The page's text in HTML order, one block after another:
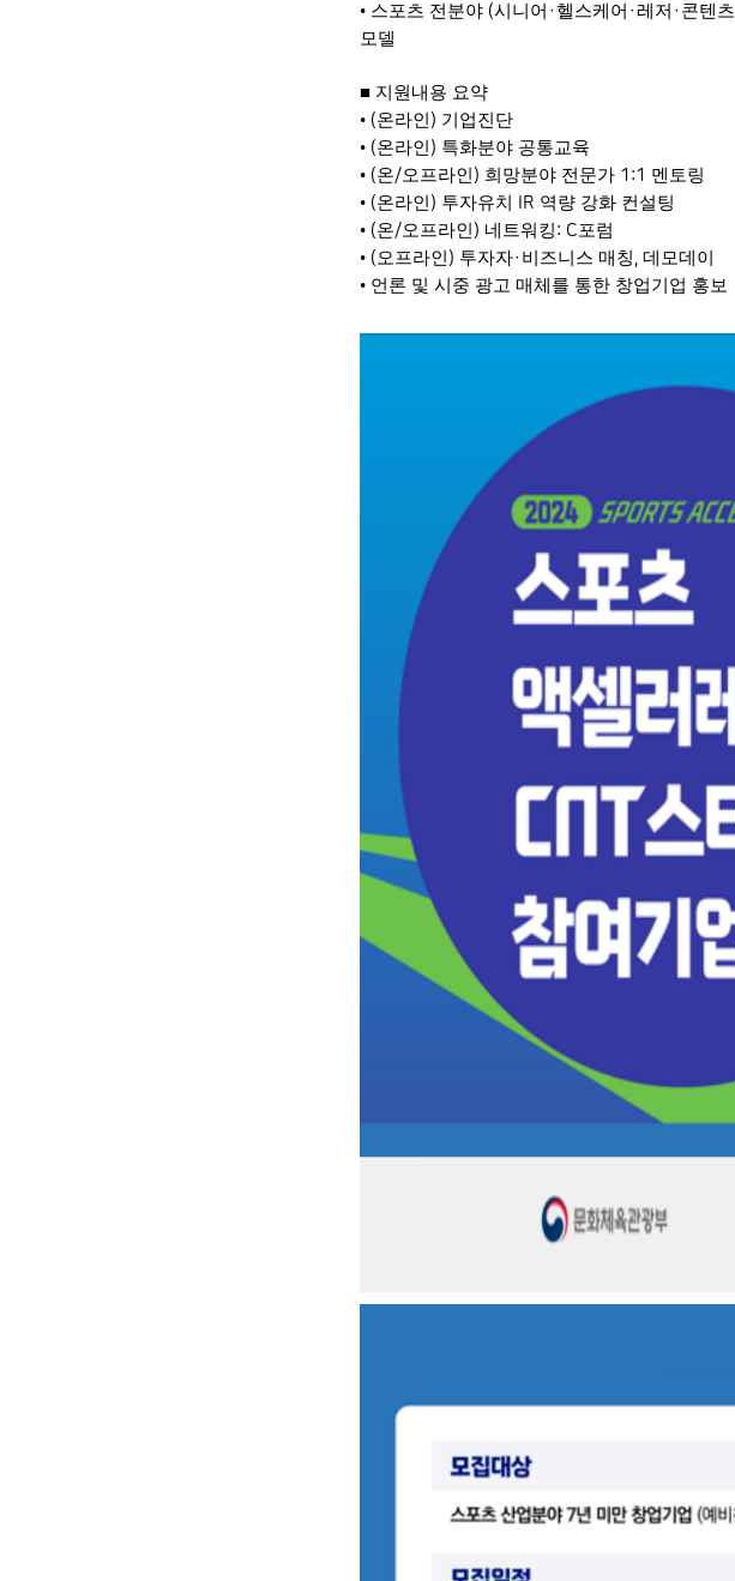
• 스포츠 전분야 (시니어 ·헬스케어 ·레저 ·콘텐츠
모델
■ 지원내용 요약
• (온라인 ) 기업진단
• (온라인 ) 특화분야 공통교육
• (온/오프라인 ) 희망분야 전문가 1:1 멘토링
• (온라인 ) 투자유치 IR 역량 강화 컨설팅
• (온/오프라인 ) 네트워킹: C포럼
• ( 오프라인 ) 투자자·비즈니스 매칭, 데모데이
• 언론 및 시중 광고 매체를 통한 창업기업 홍보